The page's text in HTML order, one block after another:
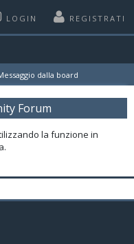
LOGIN REGISTRATI
dalla board
Forum
la funzione in